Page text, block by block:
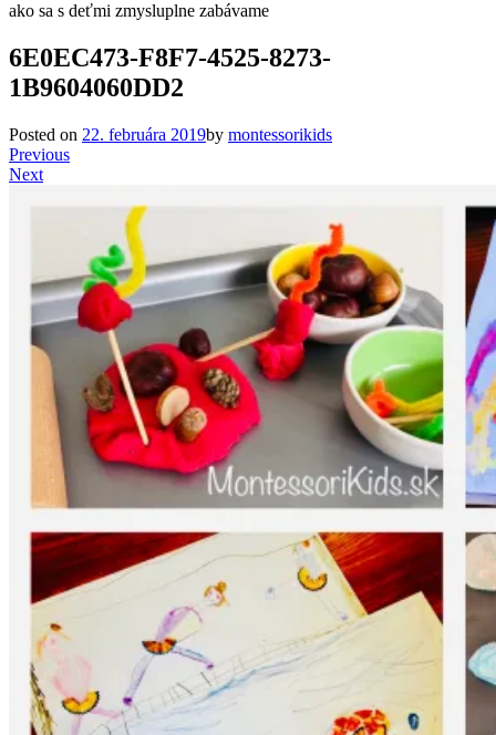
ako sa s deťmi zmysluplne zabávame
6E0EC473-F8F7-4525-8273-
1B9604060DD2
Posted on 22. februára 2019by montessorikids
Previous
Next